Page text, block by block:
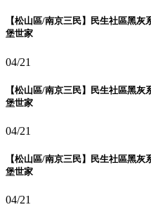
【松山區/南京三民】民生社區黑
堡世家
04/21
【松山區/南京三民】民生社區黑
堡世家
04/21
【松山區/南京三民】民生社區黑
堡世家
04/21